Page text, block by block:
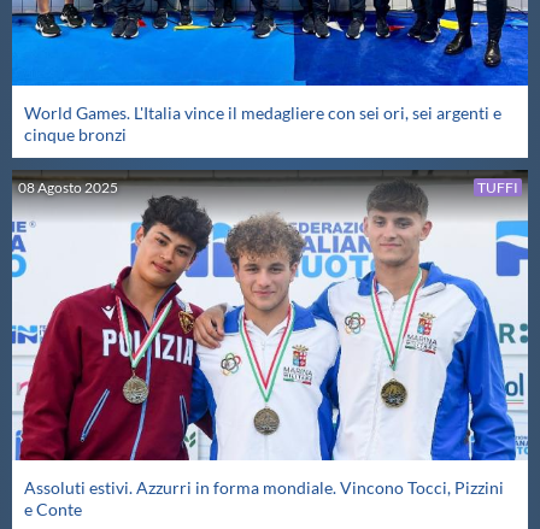
Videogallery
Intranet
Webmail
Contatti
Mappa del sito
World Games. L'Italia vince il medagliere con sei ori, sei argenti e
cinque bronzi
TUFFI
08Agosto2025
Assoluti estivi. Azzurri in forma mondiale. Vincono Tocci, Pizzini
e Conte